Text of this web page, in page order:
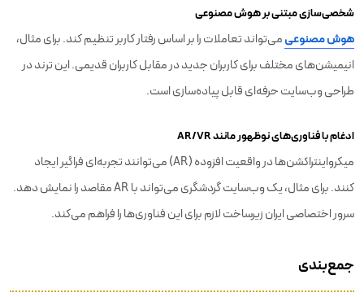
شخصی‌سازی مبتنی بر هوش مصنوعی
هوش مصنوعیمی‌تواند تعاملات را بر اساس رفتار کاربر تنظیم کند. برای مثال،
انیمیشن‌های مختلف برای کاربران جدید در مقابل کاربران قدیمی. این ترند در
طراحی وب‌سایت حرفه‌ای قابل پیاده‌سازی است.
ادغام با فناوری‌های نوظهور مانند AR/VR
میکرواینتراکشن‌ها در واقعیت افزوده (AR) می‌توانند تجربه‌ای فراگیر ایجاد
کنند. برای مثال، یک وب‌سایت گردشگری می‌تواند با AR مقاصد را نمایش دهد.
سرور اختصاصی ایران زیرساخت لازم برای این فناوری‌ها را فراهم می‌کند.
جمع‌بندی